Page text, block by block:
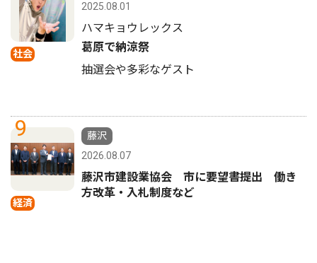
社会
2025.08.01
ハマキョウレックス
葛原で納涼祭
抽選会や多彩なゲスト
9
経済
藤沢
2026.08.07
藤沢市建設業協会 市に要望書提出 働き
方改革・入札制度など